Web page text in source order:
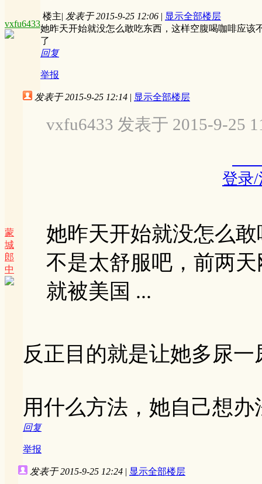
vxfu6433
楼主| 发表于 2015-9-25 12:06 | 显示全部楼层
她昨天开始就没怎么敢吃东西，这样空腹喝咖啡应
了
回复
举报
蒙
城
郎
中
发表于 2015-9-25 12:14 | 显示全部楼层
vxfu6433 发表于 2015-9-25
登录
她昨天开始就没怎么
不是太舒服吧，前两
就被美国 ...
反正目的就是让她多尿
用什么方法，她自己想办
回复
举报
发表于 2015-9-25 12:24 | 显示全部楼层